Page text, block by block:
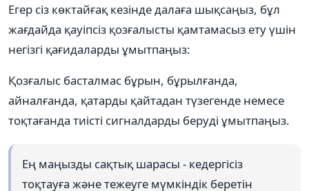
Егер сіз көктайғақ кезінде далаға шықсаңыз, бұл
жағдайда қауіпсіз қозғалысты қамтамасыз ету үшін
негізгі қағидаларды ұмытпаңыз:
Қозғалыс басталмас бұрын, бұрылғанда,
айналғанда, қатарды қайтадан түзегенде немесе
тоқтағанда тиісті сигналдарды беруді ұмытпаңыз.
Ең маңызды сақтық шарасы - кедергісіз
тоқтауға және тежеуге мүмкіндік беретін